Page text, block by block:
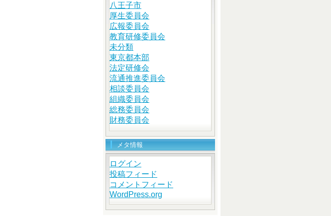
八王子市
厚生委員会
広報委員会
教育研修委員会
未分類
東京都本部
法定研修会
流通推進委員会
相談委員会
組織委員会
総務委員会
財務委員会
メタ情報
ログイン
投稿フィード
コメントフィード
WordPress.org